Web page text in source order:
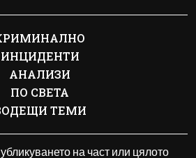
ИНЦИДЕНТИ
АНАЛИЗИ
ПО СВЕТА
ТЕМИ
на част или цялото